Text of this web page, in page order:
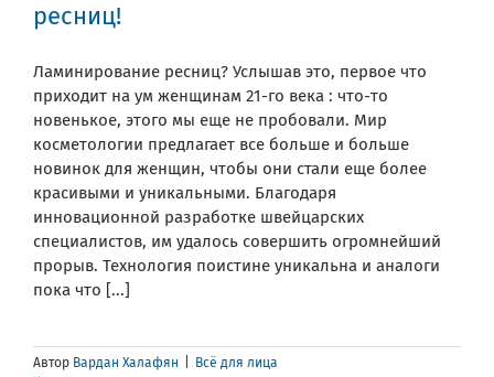
ресниц!
Ламинирование ресниц? Услышав это, первое что
приходит на ум женщинам 21-го века : что-то
новенькое, этого мы еще не пробовали. Мир
косметологии предлагает все больше и больше
новинок для женщин, чтобы они стали еще более
красивыми и уникальными. Благодаря
инновационной разработке швейцарских
специалистов, им удалось совершить огромнейший
прорыв. Технология поистине уникальна и аналоги
пока что [...]
Автор Вардан Халафян
Всё для лица